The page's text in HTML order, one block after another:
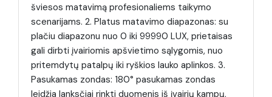
šviesos matavimą profesionaliems taikymo
scenarijams. 2. Platus matavimo diapazonas: su
plačiu diapazonu nuo 0 iki 99990 LUX, prietaisas
gali dirbti įvairiomis apšvietimo sąlygomis, nuo
pritemdytų patalpų iki ryškios lauko aplinkos. 3.
Pasukamas zondas: 180° pasukamas zondas
leidžia lanksčiai rinkti duomenis iš įvairių kampų,